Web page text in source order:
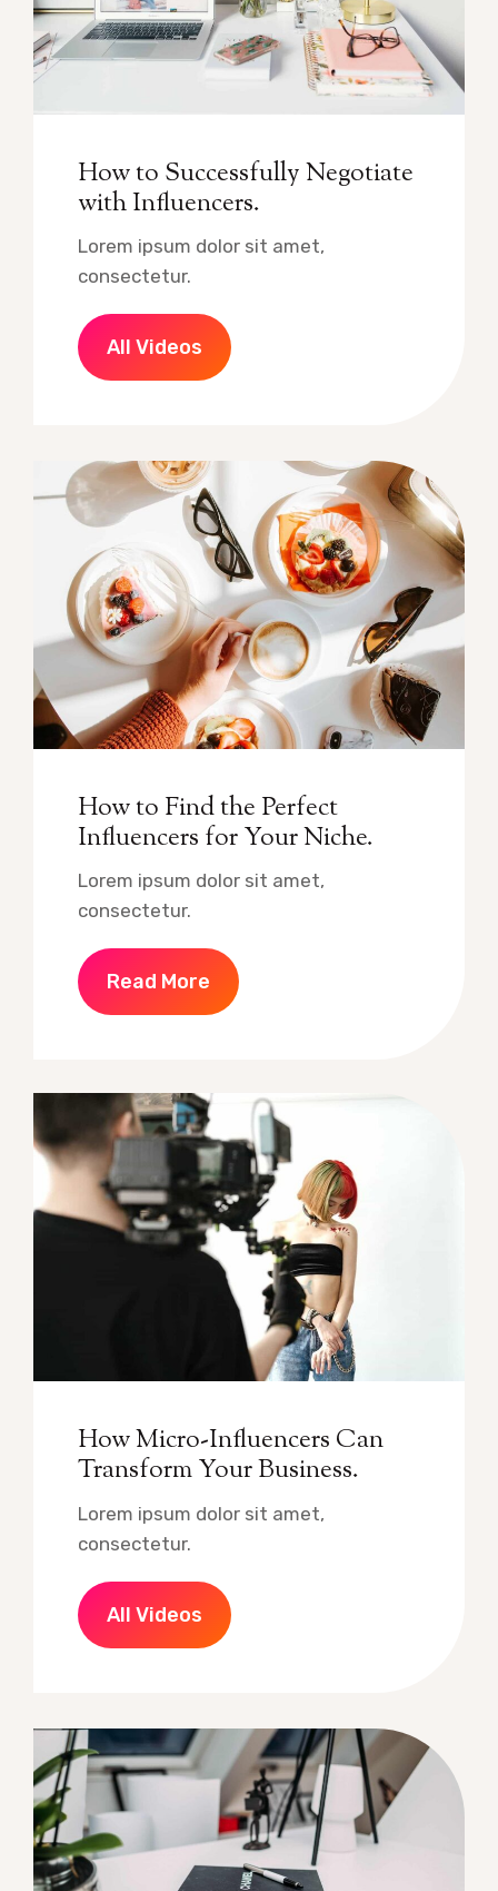
How to Successfully Negotiate
with Influencers.
Lorem ipsum dolor sit amet,
consectetur.
All Videos
How to Find the Perfect
Influencers for Your Niche.
Lorem ipsum dolor sit amet,
consectetur.
Read More
How Micro-Influencers Can
Transform Your Business.
Lorem ipsum dolor sit amet,
consectetur.
All Videos